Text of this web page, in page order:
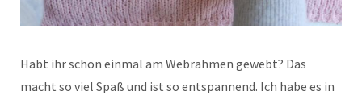
Habt ihr schon einmal am Webrahmen gewebt? Das
macht so viel Spaß und ist so entspannend. Ich habe es in